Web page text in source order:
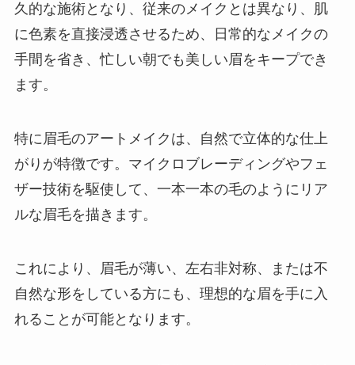
久的な施術となり、従来のメイクとは異なり、肌
に色素を直接浸透させるため、日常的なメイクの
手間を省き、忙しい朝でも美しい眉をキープでき
ます。
特に眉毛のアートメイクは、自然で立体的な仕上
がりが特徴です。マイクロブレーディングやフェ
ザー技術を駆使して、一本一本の毛のようにリア
ルな眉毛を描きます。
これにより、眉毛が薄い、左右非対称、または不
自然な形をしている方にも、理想的な眉を手に入
れることが可能となります。